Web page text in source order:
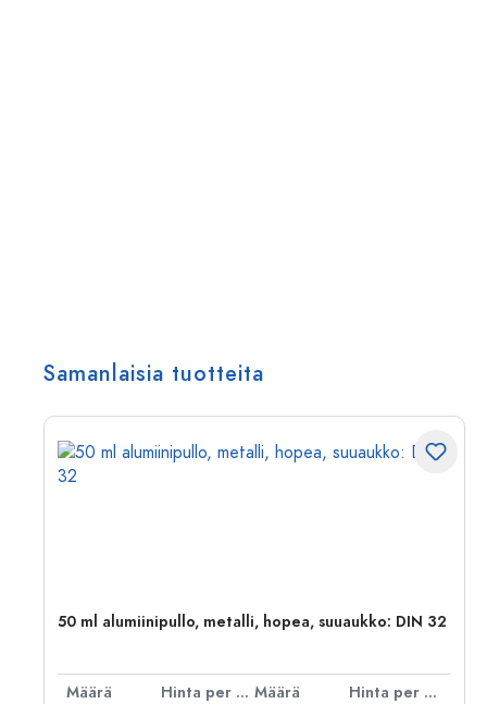
Samanlaisia tuotteita
50 ml alumiinipullo, metalli, hopea, suuaukko: DIN 32
Määrä Hinta per kpl Määrä
Hinta per kpl